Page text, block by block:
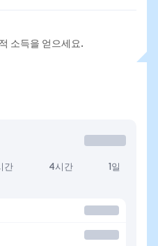
소득을 얻으세요.
간 4시간 1일